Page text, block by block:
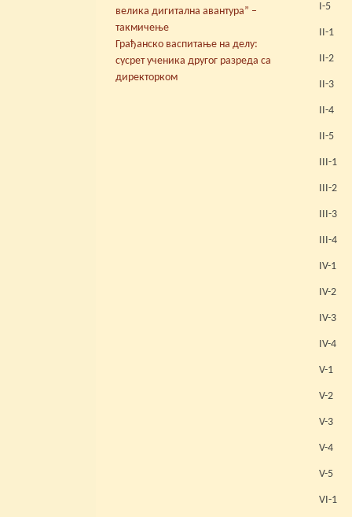
I-5
II-1
II-2
II-3
II-4
II-5
III-1
III-2
III-3
III-4
IV-1
IV-2
IV-3
IV-4
V-1
V-2
V-3
V-4
V-5
VI-1
велика дигитална авантура” –
такмичење
Грађанско васпитање на делу:
сусрет ученика другог разреда са
директорком